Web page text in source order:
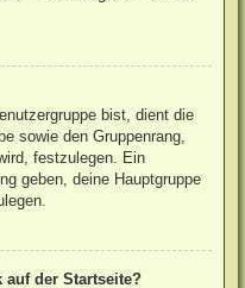
bist, dient die
sowie den Gruppenrang,
festzulegen. Ein
geben, deine Hauptgruppe
auf der Startseite?